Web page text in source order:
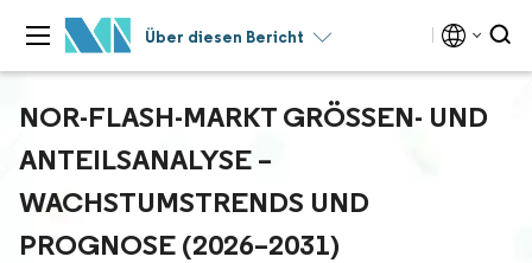
Über diesen Bericht
NOR-FLASH-MARKT GRÖSSEN- UND A
NTEILSANALYSE – W
ACHSTUMSTRENDS UND P
ROGNOSE (2026–2031)